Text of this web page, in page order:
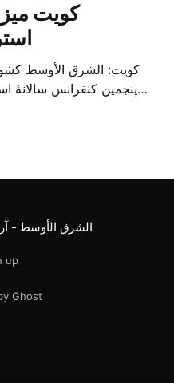
کویت
کویت: الشرق الأوسط
پنجمین کنفرانس سالانهٔ
متخصص از شرکت‌های
الشرق الأوسط -
up
Ghost